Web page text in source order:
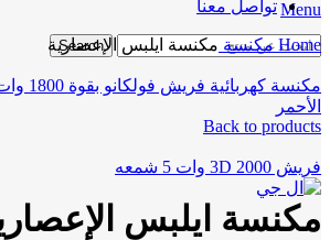
Menuتواصل معنا
Search
Click to enlarge
Home مكنسة مكنسة ايلبس الإعصارية
مكنسة
الأحمر
Back to products
فريش 3D 2000 وات 5 شمعه
مكنسة ايلبس